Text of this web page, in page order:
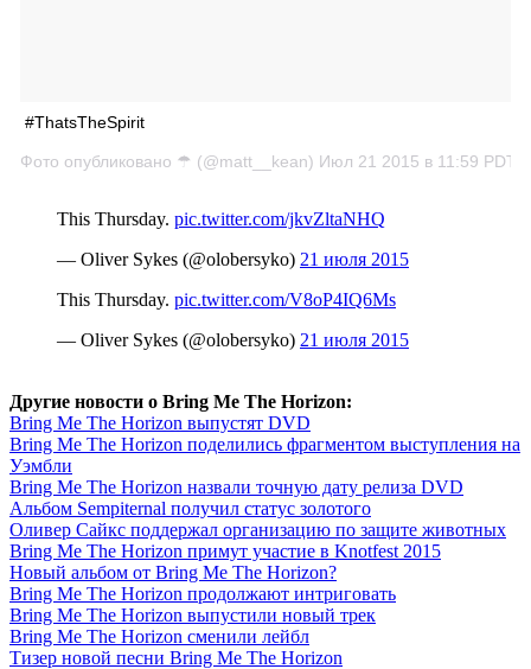
#ThatsTheSpirit
Фото опубликовано ☂ (@matt__kean) Июл 21 2015 в 11:59 PDT
This Thursday. pic.twitter.com/jkvZltaNHQ
— Oliver Sykes (@olobersyko) 21 июля 2015
This Thursday. pic.twitter.com/V8oP4IQ6Ms
— Oliver Sykes (@olobersyko) 21 июля 2015
Другие новости о Bring Me The Horizon:
Bring Me The Horizon выпустят DVD
Bring Me The Horizon поделились фрагментом выступления на
Уэмбли
Bring Me The Horizon назвали точную дату релиза DVD
Альбом Sempiternal получил статус золотого
Оливер Сайкс поддержал организацию по защите животных
Bring Me The Horizon примут участие в Knotfest 2015
Новый альбом от Bring Me The Horizon?
Bring Me The Horizon продолжают интриговать
Bring Me The Horizon выпустили новый трек
Bring Me The Horizon сменили лейбл
Тизер новой песни Bring Me The Horizon